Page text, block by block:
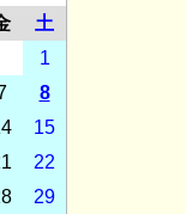
土
1
8
15
22
29